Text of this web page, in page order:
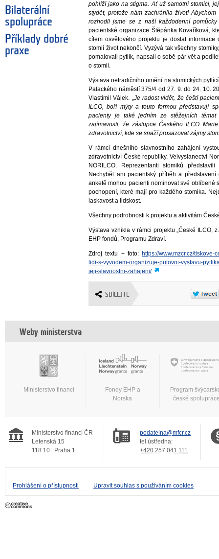
Bilaterální
spolupráce
Příklady dobré
praxe
pohlíží jako na stigma. Ať už samotní stomici,
stydět, protože nám zachránila život!
rozhodli jsme se z naší každodenní
pacientské organizace Štěpánka Kovaříková,
cílem osvětového projektu je dostat
stomií život nekončí. Vyzývá tak všechny
pomalovali pytlík, napsali o sobě pár vět a
o stomii.
Výstava netradičního umění na stomických
Palackého náměstí 375/4 od 27. 9. do 24. 10.
Vlastimil Válek. „Je radost vidět, že čeští
ILCO, boří mýty a touto formou představují
pacienty je také jedním ze stěžejních
zajímavosti, že zástupce Českého ILCO
zdravotnictví, kde se snaží prosazovat zájmy
V rámci dnešního slavnostního zahájení
zdravotnictví České republiky, Velvyslanectví
NORILCO. Reprezentanti stomiků
Nechyběl ani pacientský příběh a
anketě mohou pacienti nominovat své oblíbené
pochopení, které mají pro každého stomika.
laskavost a lidskost.
Všechny podrobnosti k projektu a aktivitám
Výstava vznikla v rámci projektu „České ILCO,
EHP fondů, Programu Zdraví.
Zdroj textu + foto: https://www.mzcr.cz/
lidi-s-vyvodem-organizuje-putovni-vystavu-
jeji-slavnostni-zahajeni/
SDÍLEJTE
Weby ministerstva
Ministerstvo financí
Fondy EHP a
Norska
Program
české
Ministerstvo financí ČR
Letenská 15
118 10
Praha 1
podatelna@mfcr.cz
tel.ústředna:
+420 257 041 111
Prohlášení o přístupnosti Upravit souhlas s používáním cookies